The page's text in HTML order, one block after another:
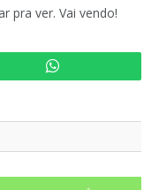
pra ver. Vai vendo!
WhatsApp